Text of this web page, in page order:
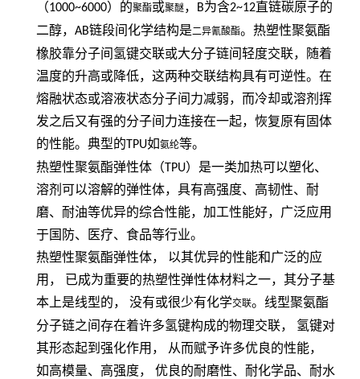
（1000~6000）的聚酯或聚醚， B为含2~12 直链碳原子的
二醇， AB链段间化学结构是二异氰酸酯。热塑性聚氨酯
橡胶靠分子间氢键交联或大分子链间轻度交联，随着
温度的升高或降低，这两种交联结构具有可逆性。在
熔融状态或溶液状态分子间力减弱，而冷却或溶剂挥
发之后又有强的分子间力连接在一起，恢复原有固体
的性能。典型的TPU如氨纶等。
热塑性聚氨酯弹性体（TPU）是一类加热可以塑化、
溶剂可以溶解的弹性体，具有高强度、高韧性、耐
磨、耐油等优异的综合性能，加工性能好，广泛应用
于国防、医疗、食品等行业。
热塑性聚氨酯弹性体，
以其优异的性能和广泛的应
用，
已成为重要的热塑性弹性体材料之一，其分子基
本上是线型的，
没有或很少有化学交联。线型聚氨酯
分子链之间存在着许多氢键构成的物理交联，
氢键对
其形态起到强化作用，
从而赋予许多优良的性能，
如高模量、高强度，
优良的耐磨性、耐化学品、耐水